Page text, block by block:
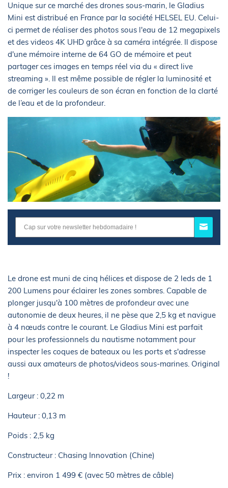
Unique sur ce marché des drones sous-marin, le Gladius
Mini est distribué en France par la société HELSEL EU. Celui-
ci permet de réaliser des photos sous l'eau de 12 megapixels
et des videos 4K UHD grâce à sa caméra intégrée. Il dispose
d'une mémoire interne de 64 GO de mémoire et peut
partager ces images en temps réel via du « direct live
streaming ». Il est même possible de régler la luminosité et
de corriger les couleurs de son écran en fonction de la clarté
de l’eau et de la profondeur.
Le drone est muni de cinq hélices et dispose de 2 leds de 1
200 Lumens pour éclairer les zones sombres. Capable de
plonger jusqu'à 100 mètres de profondeur avec une
autonomie de deux heures, il ne pèse que 2,5 kg et navigue
à 4 nœuds contre le courant. Le Gladius Mini est parfait
pour les professionnels du nautisme notamment pour
inspecter les coques de bateaux ou les ports et s'adresse
aussi aux amateurs de photos/videos sous-marines. Original
!
Largeur : 0,22 m
Hauteur : 0,13 m
Poids : 2,5 kg
Constructeur : Chasing Innovation (Chine)
Prix : environ 1 499 € (avec 50 mètres de câble)